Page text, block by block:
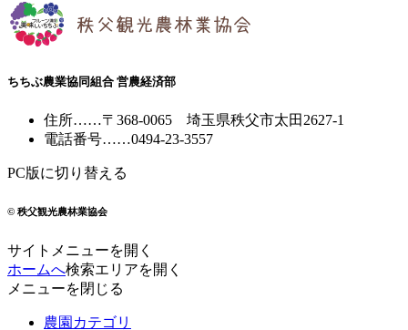
ちちぶ農業協同組合 営農経済部
住所……〒368-0065 埼玉県秩父市太田2627-1
電話番号……0494-23-3557
PC版に切り替える
© 秩父観光農林業協会
サイトメニューを開く
ホームへ検索エリアを開く
メニューを閉じる
農園カテゴリ